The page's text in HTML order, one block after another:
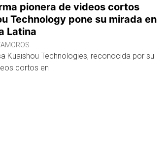
pionera de videos cortos
Technology pone su mirada en
Latina
Kuaishou Technologies, reconocida por su
cortos en